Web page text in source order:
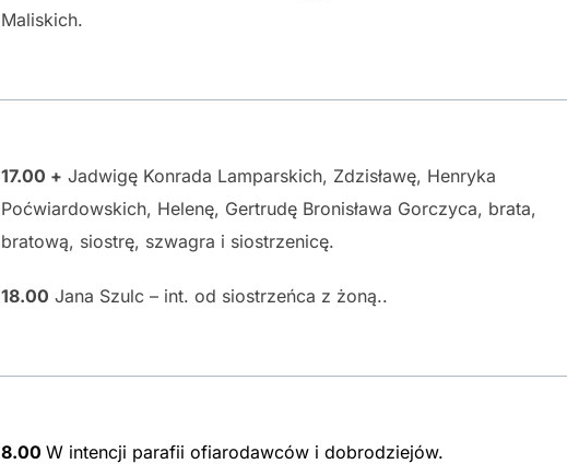
Maliskich.
17.00 + Jadwigę Konrada Lamparskich, Zdzisławę, Henryka
Poćwiardowskich, Helenę, Gertrudę Bronisława Gorczyca, brata,
bratową, siostrę, szwagra i siostrzenicę.
18.00 Jana Szulc – int. od siostrzeńca z żoną..
8.00W intencji parafii ofiarodawców i dobrodziejów.